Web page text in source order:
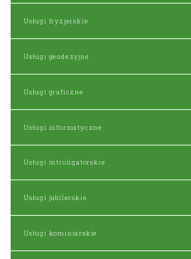
Usługi fryzjerskie
Usługi geodezyjne
Usługi graficzne
Usługi informatyczne
Usługi introligatorskie
Usługi jubilerskie
Usługi kominiarskie